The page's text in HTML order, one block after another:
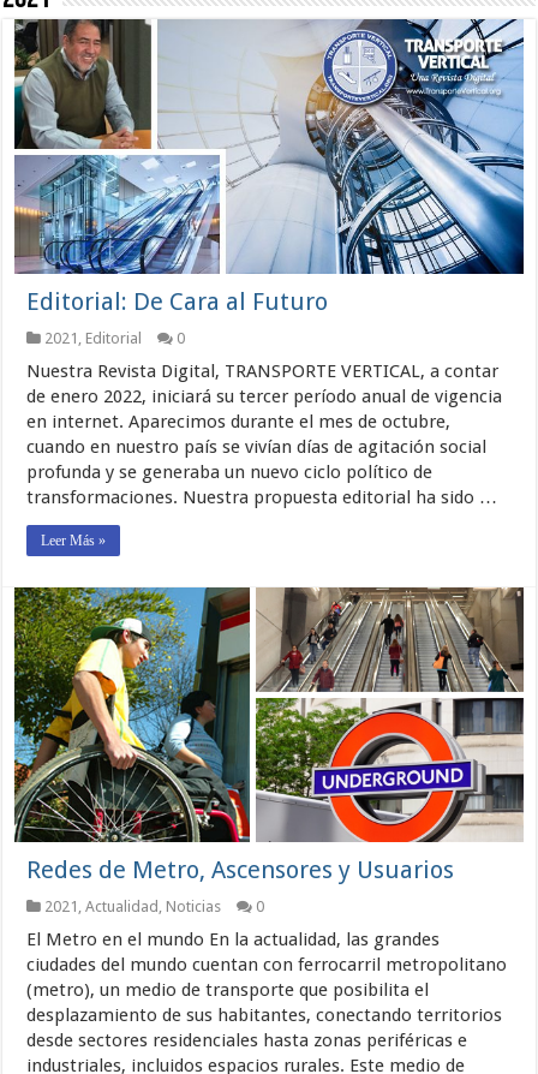
Editorial: De Cara al Futuro
2021 Editorial 0
Nuestra Revista Digital, TRANSPORTE VERTICAL, a contar
de enero 2022, iniciará su tercer período anual de vigencia
en internet. Aparecimos durante el mes de octubre,
cuando en nuestro país se vivían días de agitación social
profunda y se generaba un nuevo ciclo político de
transformaciones. Nuestra propuesta editorial ha sido …
Leer Más »
Redes de Metro, Ascensores y Usuarios
2021 ,Actualidad Noticias 0
El Metro en el mundo En la actualidad, las grandes
ciudades del mundo cuentan con ferrocarril metropolitano
(metro), un medio de transporte que posibilita el
desplazamiento de sus habitantes, conectando territorios
desde sectores residenciales hasta zonas periféricas e
industriales, incluidos espacios rurales. Este medio de